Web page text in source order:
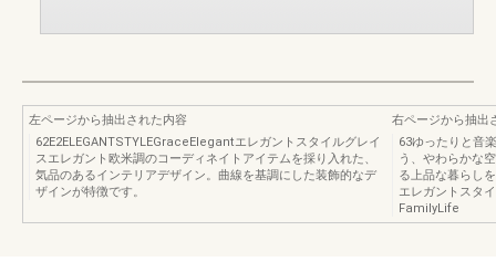
左ページから抽出された内容
62E2ELEGANTSTYLEGraceElegantエレガントスタイルグレイ
スエレガント欧米調のコーディネイトアイテムを採り入れた、
気品のあるインテリアデザイン。曲線を基調にした装飾的なデ
ザインが特徴です。
右ページから抽出
63ゆったりと音
う、やわらかな
る上品な暮らし
エレガントスタ
FamilyLife